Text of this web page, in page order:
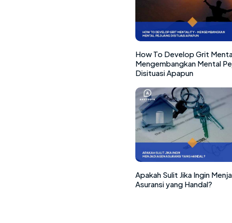
How To Develop Grit
Mengembangkan Mental
Disituasi Apapun
Apakah Sulit Jika Ingin
Asuransi yang Handal?